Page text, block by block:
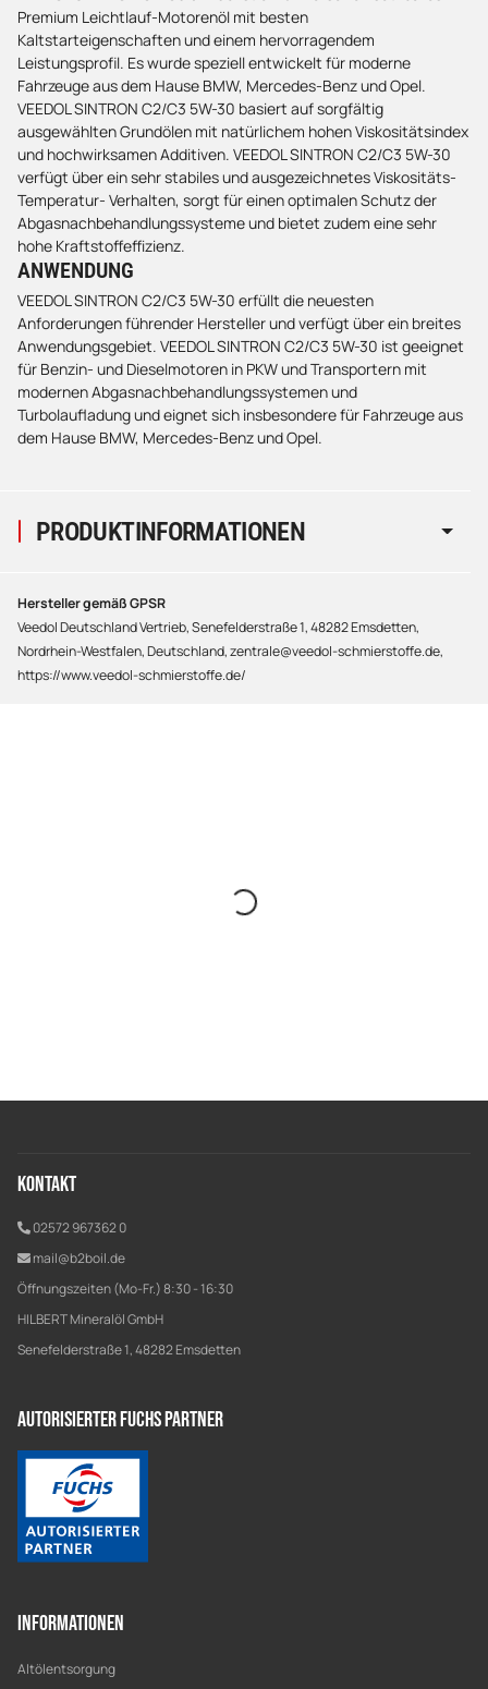
PRODUKTINFORMATIONEN
Premium Leichtlauf-Motorenöl mit besten
Kaltstarteigenschaften und einem hervorragendem
Leistungsprofil. Es wurde speziell entwickelt für moderne
Fahrzeuge aus dem Hause BMW, Mercedes-Benz und Opel.
VEEDOL SINTRON C2/C3 5W-30 basiert auf sorgfältig
ausgewählten Grundölen mit natürlichem hohen Viskositätsindex
und hochwirksamen Additiven. VEEDOL SINTRON C2/C3 5W-30
verfügt über ein sehr stabiles und ausgezeichnetes Viskositäts-
Temperatur- Verhalten, sorgt für einen optimalen Schutz der
Abgasnachbehandlungssysteme und bietet zudem eine sehr
hohe Kraftstoffeffizienz.
ANWENDUNG
VEEDOL SINTRON C2/C3 5W-30 erfüllt die neuesten
Anforderungen führender Hersteller und verfügt über ein breites
Anwendungsgebiet. VEEDOL SINTRON C2/C3 5W-30 ist geeignet
für Benzin- und Dieselmotoren in PKW und Transportern mit
modernen Abgasnachbehandlungssystemen und
Turbolaufladung und eignet sich insbesondere für Fahrzeuge aus
dem Hause BMW, Mercedes-Benz und Opel.
Hersteller gemäß GPSR
Veedol Deutschland Vertrieb, Senefelderstraße 1, 48282 Emsdetten,
Nordrhein-Westfalen, Deutschland, zentrale@veedol-schmierstoffe.de,
https://www.veedol-schmierstoffe.de/
Kontakt
02572 967362 0
mail@b2boil.de
Öffnungszeiten (Mo-Fr.) 8:30 - 16:30
HILBERT Mineralöl GmbH
Senefelderstraße 1, 48282 Emsdetten
Autorisierter Fuchs Partner
Informationen
Altölentsorgung